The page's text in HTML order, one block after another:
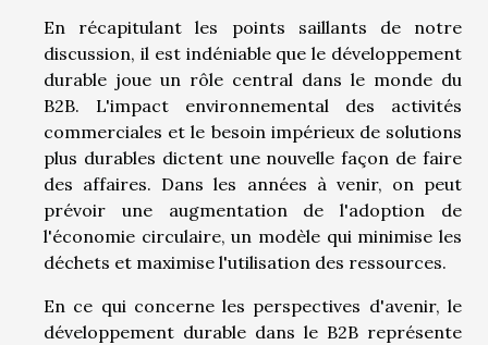
En récapitulant les points saillants de notre
discussion, il est indéniable que le développement
durable joue un rôle central dans le monde du
B2B. L'impact environnemental des activités
commerciales et le besoin impérieux de solutions
plus durables dictent une nouvelle façon de faire
des affaires. Dans les années à venir, on peut
prévoir une augmentation de l'adoption de
l'économie circulaire, un modèle qui minimise les
déchets et maximise l'utilisation des ressources.
En ce qui concerne les perspectives d'avenir, le
développement durable dans le B2B représente